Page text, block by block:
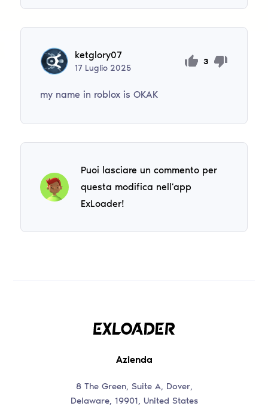
ketglory07
17 Luglio 2025
3
my name in roblox is OKAK
Puoi lasciare un commento per
questa modifica nell'app
ExLoader!
Azienda
8 The Green, Suite A, Dover,
Delaware, 19901, United States